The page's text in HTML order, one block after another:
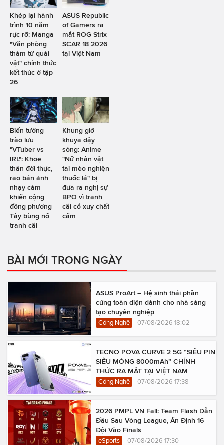
Khép lại hành
trình 10 năm
rực rỡ: Manga
"Văn phòng
thám tử quái
vật" chính thức
kết thúc ở tập
26
ASUS Republic
of Gamers ra
mắt ROG Strix
SCAR 18 2026
tại Việt Nam
Biến tướng
trào lưu
"VTuber vs
IRL": Khoe
thân đời thực,
rao bán ảnh
nhạy cảm
khiến cộng
đồng phương
Tây bùng nổ
tranh cãi
Khung giờ
khuya dậy
sóng: Anime
"Nữ nhân vật
tai mèo nghiện
thuốc lá" bị
đưa ra nghị sự
BPO vì tranh
cãi cổ xuy chất
cấm
BÀI MỚI TRONG NGÀY
ASUS ProArt – Hệ sinh thái phần
cứng toàn diện dành cho nhà sáng
tạo chuyên nghiệp
Công Nghệ 07/08/2026 18:02
TECNO POVA CURVE 2 5G “SIÊU PIN
SIÊU MỎNG 8000mAh” CHÍNH
THỨC RA MẮT TẠI VIỆT NAM
Công Nghệ 07/08/2026 17:38
2026 PMPL VN Fall: Team Flash Dẫn
Đầu Sau Vòng League, Ấn Định 16
Đội Vào Finals
eSports 07/08/2026 17:30